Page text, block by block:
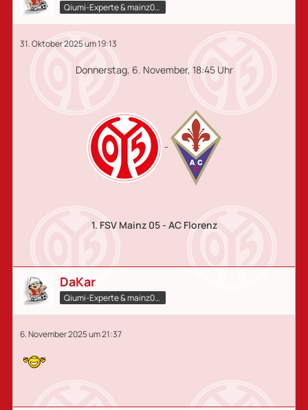
Qiumi-Experte​ & mainz05.qiumi.de
31. Oktober 2025 um 19:13
Donnerstag, 6. November, 18:45 Uhr
-
1. FSV Mainz 05 - AC Florenz
DaKar
Qiumi-Experte​ & mainz05.qiumi.de
6. November 2025 um 21:37